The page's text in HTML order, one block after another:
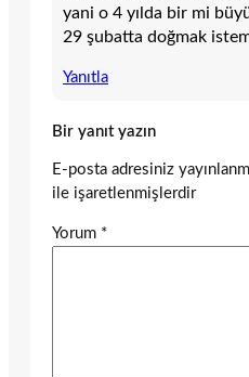
yani o 4 yılda bir mi
29 şubatta doğmak
Yanıtla
Bir yanıt yazın
E-posta adresiniz
ile işaretlenmişlerdir
Yorum *